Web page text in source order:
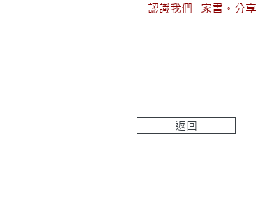
認識我們 家書。分享
返回